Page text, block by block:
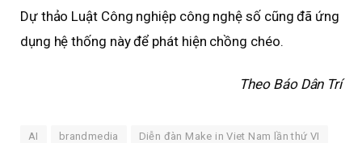
Dự thảo Luật Công nghiệp công nghệ số cũng đã ứng
dụng hệ thống này để phát hiện chồng chéo.
Theo Báo Dân Trí
AI brandmedia Diễn đàn Make in Viet Nam lần thứ VI